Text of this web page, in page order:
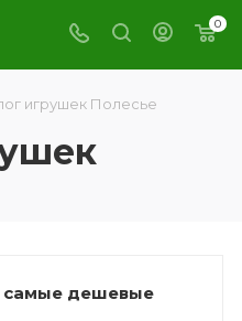
0
игрушек Полесье
самые дешевые